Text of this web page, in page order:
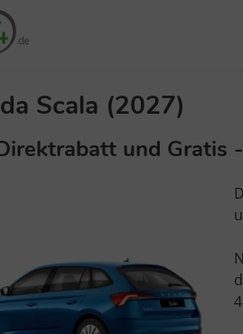
Scala (2027)
und Gratis